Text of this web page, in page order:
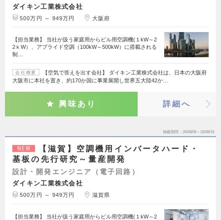
ダイキン工業株式会社
500万円 ～ 949万円 大阪府
【担当業務】 当社が扱う家庭用からビル用空調機(１kW～2
2ｋW）、アプライド空調（100kW～500kW）に搭載される
制…
会社概要
【空気で答えを出す会社】 ダイキン工業株式会社は、日本の大阪府
大阪市に本社を置き、約170か国に事業展開し世界五大陸42か…
興味あり 詳細へ
掲載期間 26/08/06～26/08/19
NEW
【滋賀】空調機用インバータハード・
基板の先行研究～量産開発
設計・開発エンジニア（電子回路）
ダイキン工業株式会社
500万円 ～ 949万円 滋賀県
【担当業務】 当社が扱う家庭用からビル用空調機(１kW～2